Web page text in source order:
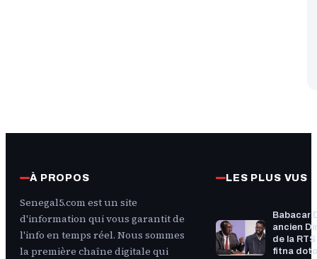
À PROPOS
Senegal5.com est un site
d'information qui vous garantit de
l'info en temps réel. Nous sommes
la première chaîne digitale qui
LES PLUS VUS
Babacar
ancien
de la RTS
fitna